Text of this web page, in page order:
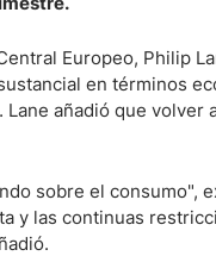
Europeo, Philip
en términos
añadió que
sobre el consumo",
y las continuas